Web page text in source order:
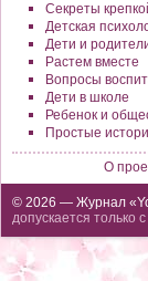
Секреты
Детская
Дети и
Растем вместе
Вопросы
Дети в школе
Ребенок и
Простые
О
© 2026 — Журнал
допускается только